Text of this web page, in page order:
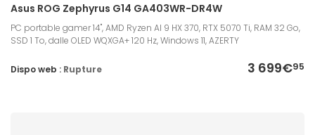
Asus ROG Zephyrus G14 GA403WR-DR4W
PC portable gamer 14", AMD Ryzen AI 9 HX 370, RTX 5070 Ti, RAM 32 Go,
SSD 1 To, dalle OLED WQXGA+ 120 Hz, Windows 11, AZERTY
3 699€95
Dispo web : Rupture